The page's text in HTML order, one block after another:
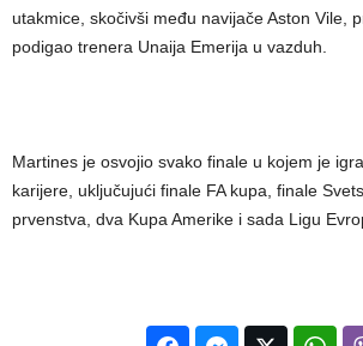
utakmice, skočivši među navijače Aston Vile,
podigao trenera Unaija Emerija u vazduh.
Martines je osvojio svako finale u kojem je
karijere, uključujući finale FA kupa, finale
prvenstva, dva Kupa Amerike i sada Ligu